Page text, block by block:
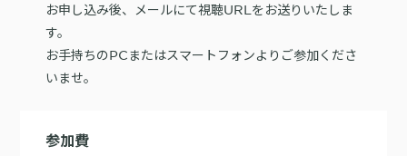
お申し込み後、メールにて視聴URLをお送りいたしま
す。
お手持ちのPCまたはスマートフォンよりご参加くださ
いませ。
参加費